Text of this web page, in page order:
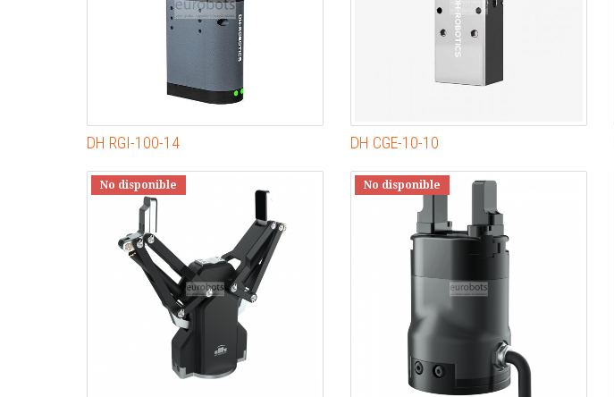
DH RGI-100-14 DH CGE-10-10
No disponible No disponible